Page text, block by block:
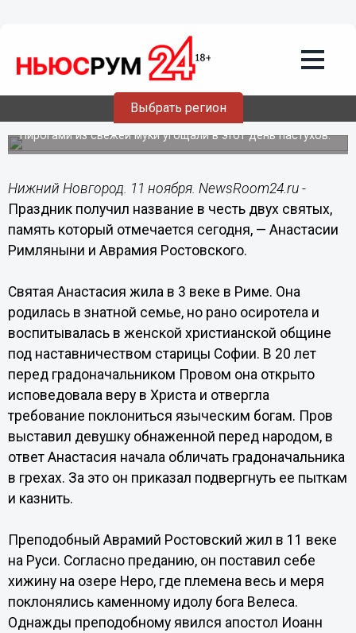
Выбрать регион
11 ноября - Аврамий Овчар и
Анастасия Овечница по народному
Пирогами из свежей муки угощали в этот день пастухов.
Нижний Новгород. 11 ноября. NewsRoom24.ru -
Праздник получил название в честь двух святых,
память который отмечается сегодня, — Анастасии
Римляныни и Аврамия Ростовского.
Святая Анастасия жила в 3 веке в Риме. Она
родилась в знатной семье, но рано осиротела и
воспитывалась в женской христианской общине
под наставничеством старицы Софии. В 20 лет
перед градоначальником Провом она открыто
исповедовала веру в Христа и отвергла
требование поклониться языческим богам. Пров
выставил девушку обнаженной перед народом, в
ответ Анастасия начала обличать градоначальника
в грехах. За это он приказал подвергнуть ее пыткам
и казнить.
Преподобный Аврамий Ростовский жил в 11 веке
на Руси. Согласно преданию, он поставил себе
хижину на озере Неро, где племена весь и меря
поклонялись каменному идолу бога Велеса.
Однажды преподобному явился апостол Иоанн